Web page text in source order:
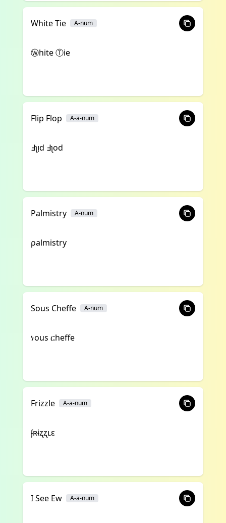
White Tie A-num
Ⓦhite Ⓣie
Flip Flop A-a-num
ꓞʅᴉd ꓞʅod
Palmistry A-num
ρalmistry
Sous Cheffe A-num
ነous ርheffe
Frizzle A-a-num
ʄʀɨʐʐʟɛ
I See Ew A-a-num